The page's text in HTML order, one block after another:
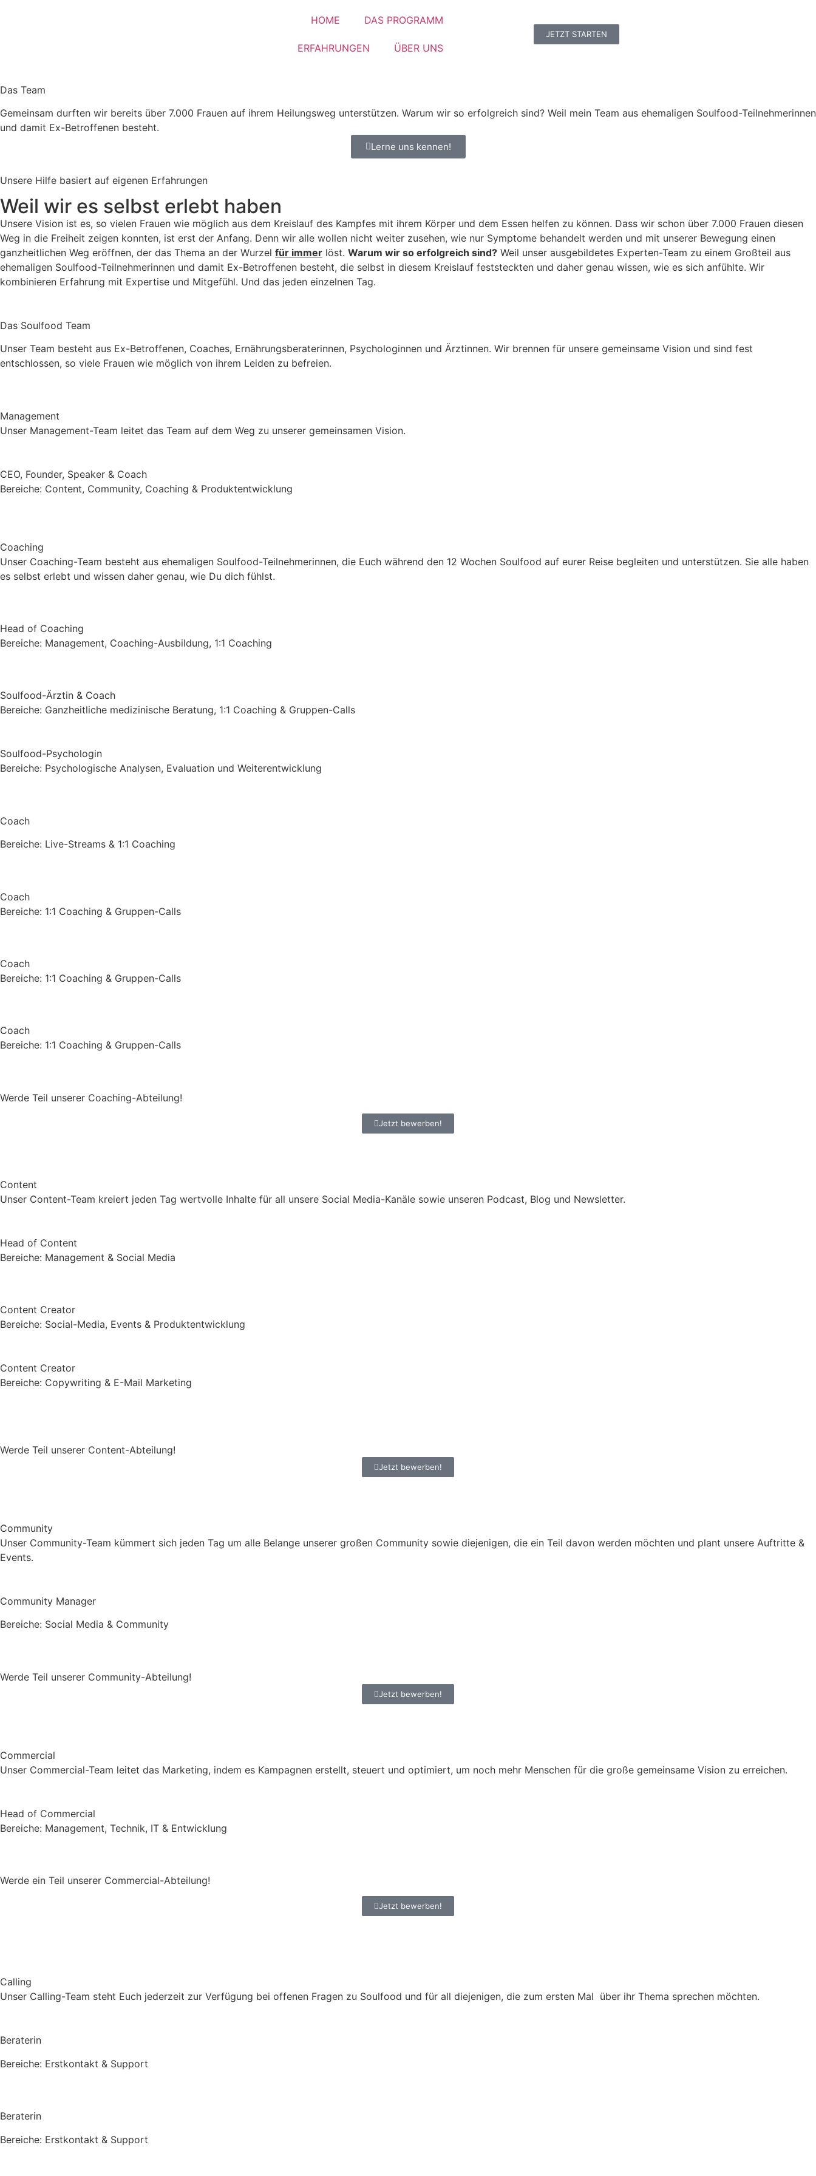
HOME DAS PROGRAMM
ERFAHRUNGEN ÜBER UNS
JETZT STARTEN
Das Team
Gemeinsam durften wir bereits über 7.000 Frauen auf ihrem Heilungsweg unterstützen. Warum wir so erfolgreich sind? Weil mein Team aus ehemaligen Soulfood-Teilnehmerinnen
und damit Ex-Betroffenen besteht.
Lerne uns kennen!
Unsere Hilfe basiert auf eigenen Erfahrungen
Weil wir es selbst erlebt haben
Unsere Vision ist es, so vielen Frauen wie möglich aus dem Kreislauf des Kampfes mit ihrem Körper und dem Essen helfen zu können. Dass wir schon über 7.000 Frauen diesen
Weg in die Freiheit zeigen konnten, ist erst der Anfang. Denn wir alle wollen nicht weiter zusehen, wie nur Symptome behandelt werden und mit unserer Bewegung einen
ganzheitlichen Weg eröffnen, der das Thema an der Wurzel für immer löst. Warum wir so erfolgreich sind? Weil unser ausgebildetes Experten-Team zu einem Großteil aus
ehemaligen Soulfood-Teilnehmerinnen und damit Ex-Betroffenen besteht, die selbst in diesem Kreislauf feststeckten und daher genau wissen, wie es sich anfühlte. Wir
kombinieren Erfahrung mit Expertise und Mitgefühl. Und das jeden einzelnen Tag.
Das Soulfood Team
Unser Team besteht aus Ex-Betroffenen, Coaches, Ernährungsberaterinnen, Psychologinnen und Ärztinnen. Wir brennen für unsere gemeinsame Vision und sind fest
entschlossen, so viele Frauen wie möglich von ihrem Leiden zu befreien.
Management
Unser Management-Team leitet das Team auf dem Weg zu unserer gemeinsamen Vision.
CEO, Founder, Speaker & Coach
Bereiche: Content, Community, Coaching & Produktentwicklung
Coaching
Unser Coaching-Team besteht aus ehemaligen Soulfood-Teilnehmerinnen, die Euch während den 12 Wochen Soulfood auf eurer Reise begleiten und unterstützen. Sie alle haben
es selbst erlebt und wissen daher genau, wie Du dich fühlst.
Head of Coaching
Bereiche: Management, Coaching-Ausbildung, 1:1 Coaching
Soulfood-Ärztin & Coach
Bereiche: Ganzheitliche medizinische Beratung, 1:1 Coaching & Gruppen-Calls
Soulfood-Psychologin
Bereiche: Psychologische Analysen, Evaluation und Weiterentwicklung
Coach
Bereiche: Live-Streams & 1:1 Coaching
Coach
Bereiche: 1:1 Coaching & Gruppen-Calls
Coach
Bereiche: 1:1 Coaching & Gruppen-Calls
Coach
Bereiche: 1:1 Coaching & Gruppen-Calls
Werde Teil unserer Coaching-Abteilung!
Jetzt bewerben!
Content
Unser Content-Team kreiert jeden Tag wertvolle Inhalte für all unsere Social Media-Kanäle sowie unseren Podcast, Blog und Newsletter.
Head of Content
Bereiche: Management & Social Media
Content Creator
Bereiche: Social-Media, Events & Produktentwicklung
Content Creator
Bereiche: Copywriting & E-Mail Marketing
Werde Teil unserer Content-Abteilung!
Jetzt bewerben!
Community
Unser Community-Team kümmert sich jeden Tag um alle Belange unserer großen Community sowie diejenigen, die ein Teil davon werden möchten und plant unsere Auftritte &
Events.
Community Manager
Bereiche: Social Media & Community
Werde Teil unserer Community-Abteilung!
Jetzt bewerben!
Commercial
Unser Commercial-Team leitet das Marketing, indem es Kampagnen erstellt, steuert und optimiert, um noch mehr Menschen für die große gemeinsame Vision zu erreichen.
Head of Commercial
Bereiche: Management, Technik, IT & Entwicklung
Werde ein Teil unserer Commercial-Abteilung!
Jetzt bewerben!
Calling
Unser Calling-Team steht Euch jederzeit zur Verfügung bei offenen Fragen zu Soulfood und für all diejenigen, die zum ersten Mal über ihr Thema sprechen möchten.
Beraterin
Bereiche: Erstkontakt & Support
Beraterin
Bereiche: Erstkontakt & Support